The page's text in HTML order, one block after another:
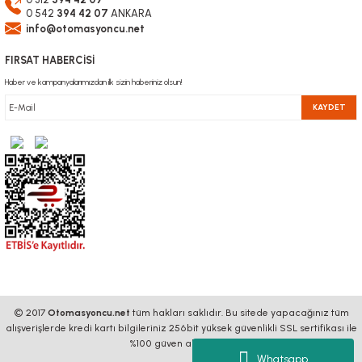
Whatsapp
0 542 394 42 07 ANKARA
info@otomasyoncu.net
FIRSAT HABERCİSİ
Haber ve kampanyalarımızdan ilk sizin haberiniz olsun!
KAYDET
© 2017 Otomasyoncu.net tüm hakları saklıdır. Bu sitede yapacağınız tüm
alışverişlerde kredi kartı bilgileriniz 256bit yüksek güvenlikli SSL sertifikası ile
%100 güven altındadır.